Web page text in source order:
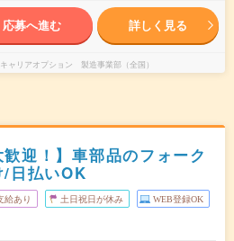
応募へ進む 詳しく見る
ャリアオプション 製造事業部（全国）
歓迎！】車部品のフォーク
/日払いOK
給あり 土日祝日が休み WEB登録OK